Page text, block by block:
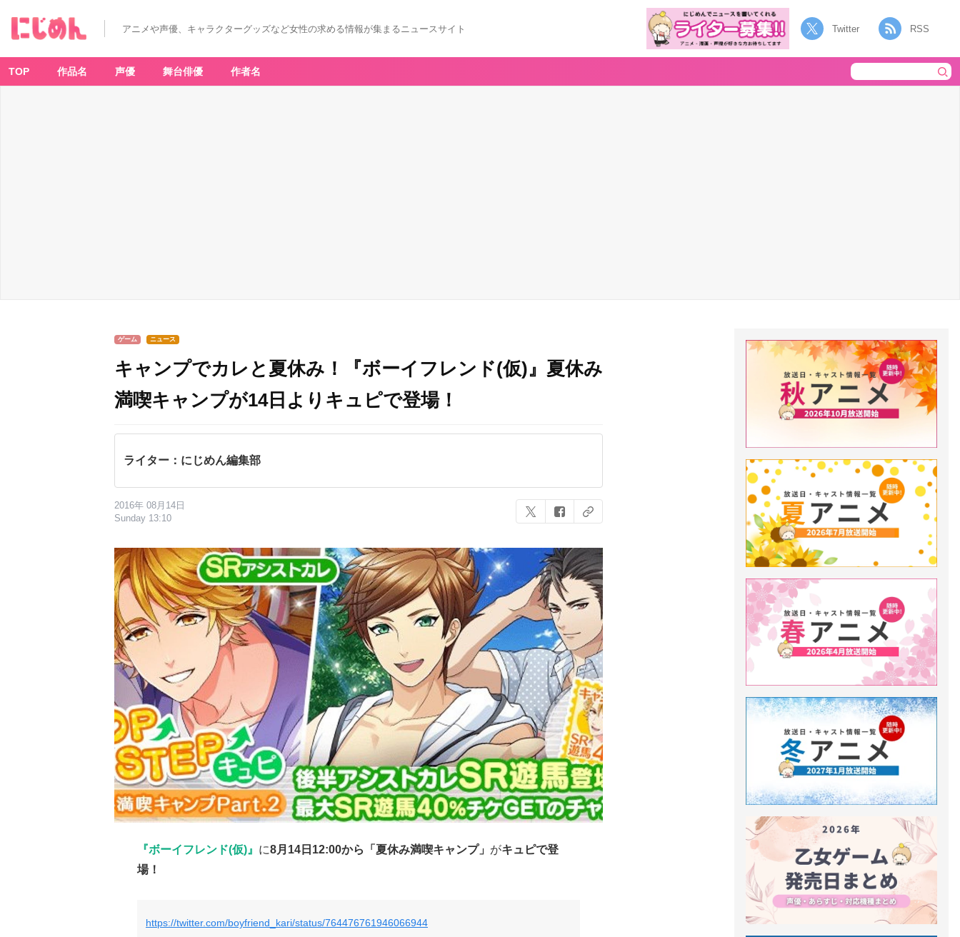
アニメや声優、キャラクターグッズなど女性の求める情報が集まるニュースサイト Twitter RSS
TOP 作品名 声優 舞台俳優 作者名
ゲーム ニュース
キャンプでカレと夏休み！『ボーイフレンド(仮)』夏休み
満喫キャンプが14日よりキュピで登場！
ライター：にじめん編集部
2016年 08月14日
Sunday 13:10
『ボーイフレンド(仮)』 に8月14日12:00から「夏休み満喫キャンプ」 がキュピで登
場！
https://twitter.com/boyfriend_kari/status/764476761946066944